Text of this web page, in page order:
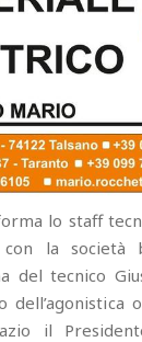
lo staff
la società
del tecnico
dell’agonistica
il